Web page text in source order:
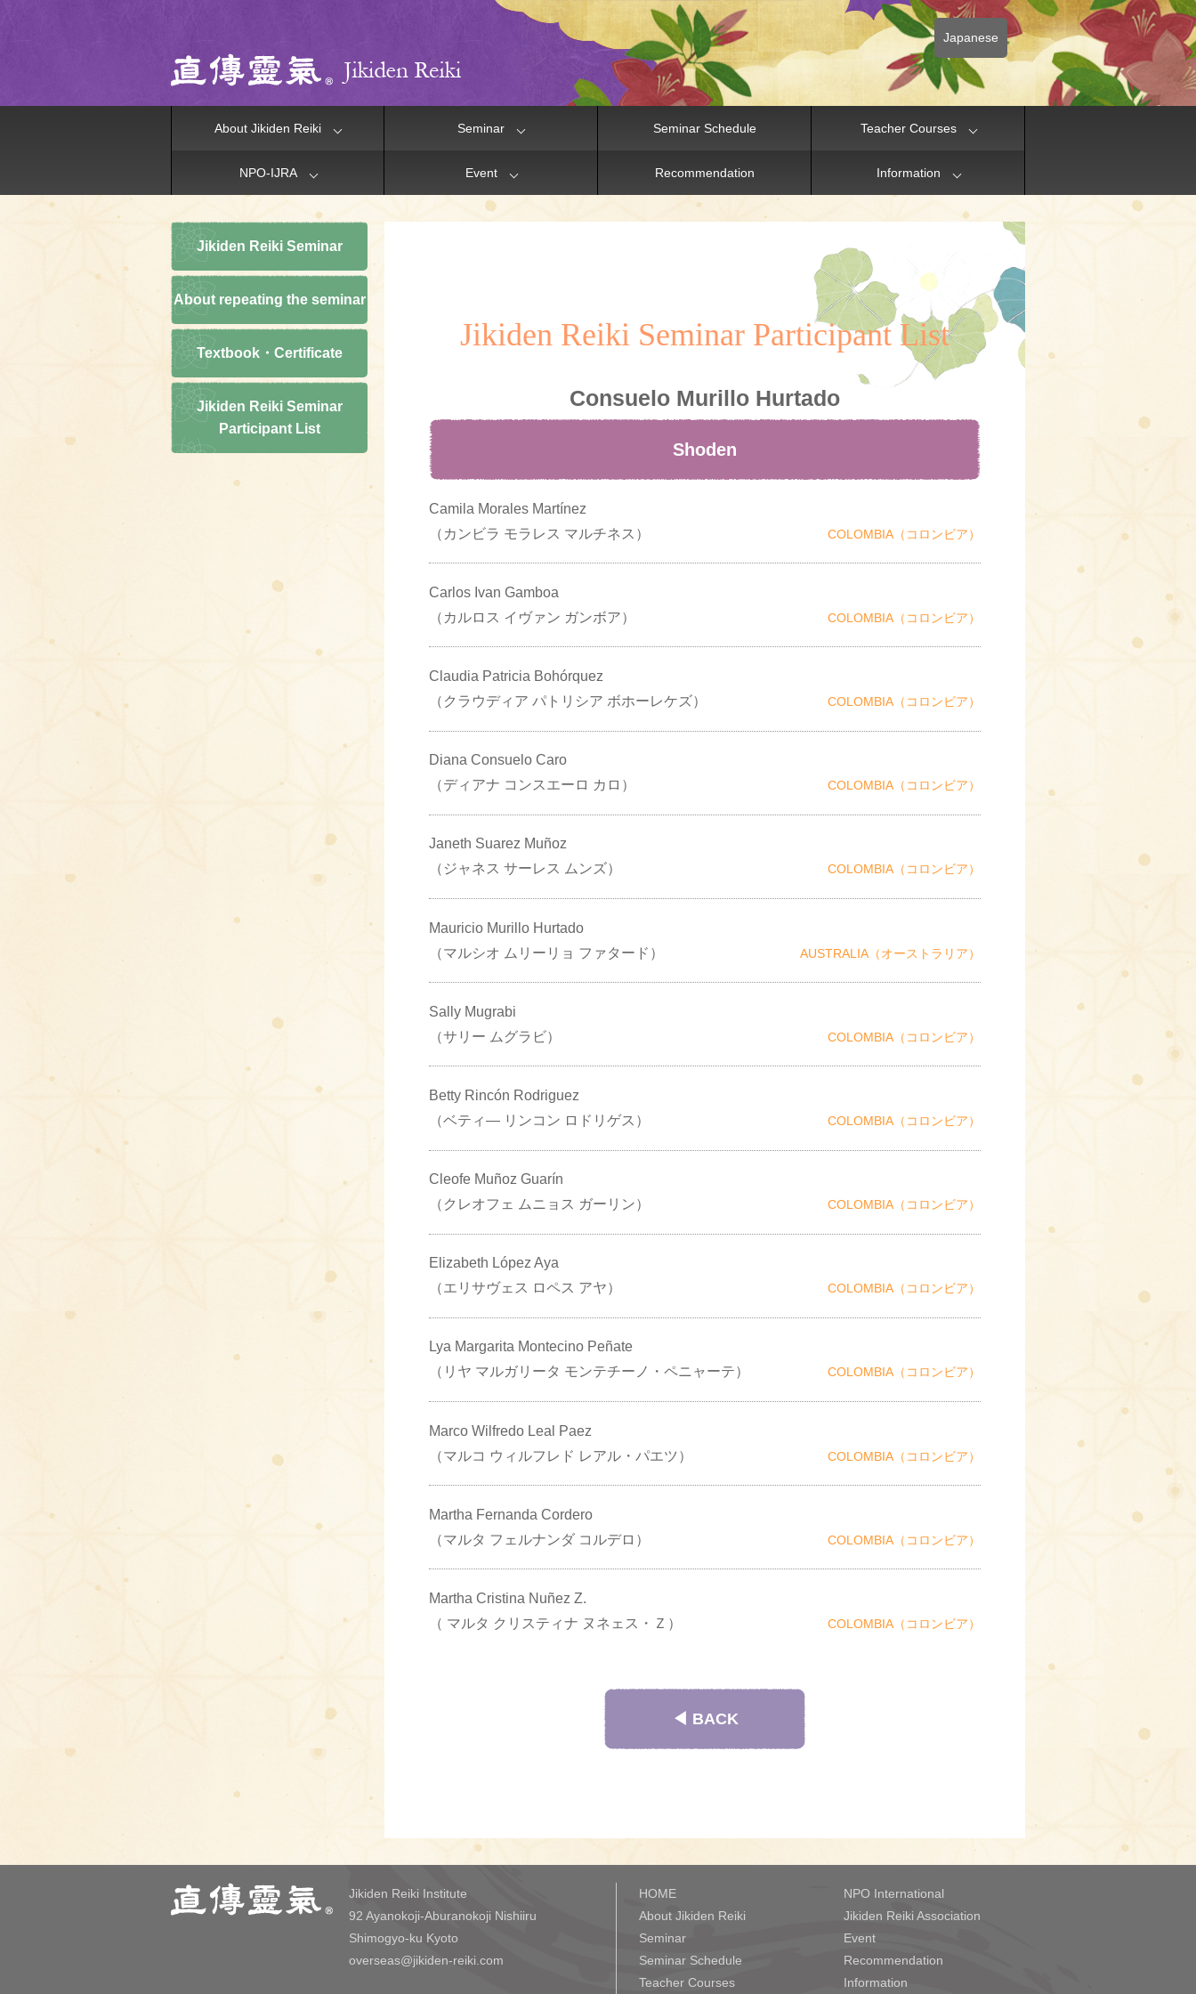
Japanese
About Jikiden Reiki Seminar Seminar Schedule Teacher Courses
NPO-IJRA Event Recommendation Information
Jikiden Reiki Seminar
About repeating the seminar
Textbook・Certificate
Jikiden Reiki Seminar
Participant List
Jikiden Reiki Seminar Participant List
Consuelo Murillo Hurtado
Shoden
Camila Morales Martínez
（カンビラ モラレス マルチネス）
COLOMBIA（コロンビア）
Carlos Ivan Gamboa
（カルロス イヴァン ガンボア）
COLOMBIA（コロンビア）
Claudia Patricia Bohórquez
（クラウディア パトリシア ボホーレケズ）
COLOMBIA（コロンビア）
Diana Consuelo Caro
（ディアナ コンスエーロ カロ）
COLOMBIA（コロンビア）
Janeth Suarez Muñoz
（ジャネス サーレス ムンズ）
COLOMBIA（コロンビア）
Mauricio Murillo Hurtado
（マルシオ ムリーリョ ファタード）
AUSTRALIA（オーストラリア）
Sally Mugrabi
（サリー ムグラビ）
COLOMBIA（コロンビア）
Betty Rincón Rodriguez
（ベティ― リンコン ロドリゲス）
COLOMBIA（コロンビア）
Cleofe Muñoz Guarín
（クレオフェ ムニョス ガーリン）
COLOMBIA（コロンビア）
Elizabeth López Aya
（エリサヴェス ロペス アヤ）
COLOMBIA（コロンビア）
Lya Margarita Montecino Peñate
（リヤ マルガリータ モンテチーノ・ペニャーテ）
COLOMBIA（コロンビア）
Marco Wilfredo Leal Paez
（マルコ ウィルフレド レアル・パエツ）
COLOMBIA（コロンビア）
Martha Fernanda Cordero
（マルタ フェルナンダ コルデロ）
COLOMBIA（コロンビア）
Martha Cristina Nuñez Z.
（ マルタ クリスティナ ヌネェス・Ｚ）
COLOMBIA（コロンビア）
◀︎ BACK
Jikiden Reiki Institute
92 Ayanokoji-Aburanokoji Nishiiru
Shimogyo-ku Kyoto
overseas@jikiden-reiki.com
HOME
About Jikiden Reiki
Seminar
Seminar Schedule
Teacher Courses
NPO International
Jikiden Reiki Association
Event
Recommendation
Information